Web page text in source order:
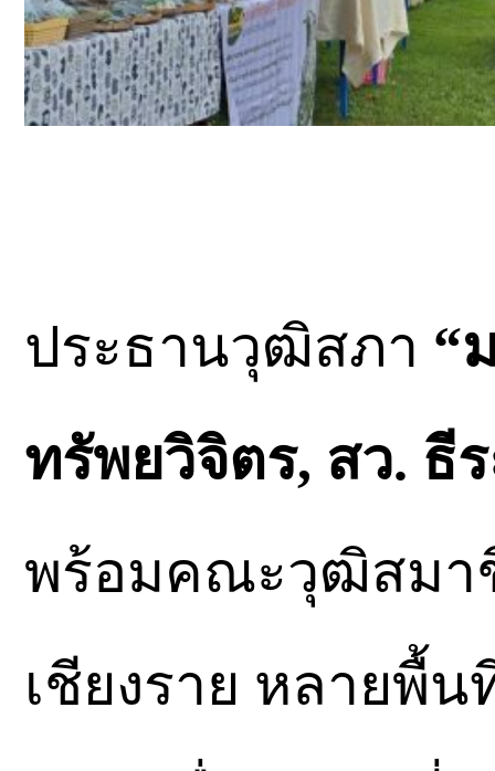
ประธานวุฒิสภา “
ทรัพยวิจิตร, สว. ธี
พร้อมคณะวุฒิสมา
เชียงราย หลายพื้